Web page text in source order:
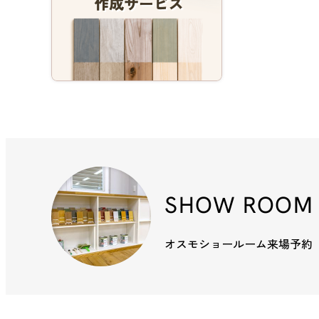
SHOW ROOM
オスモショールーム来場予約